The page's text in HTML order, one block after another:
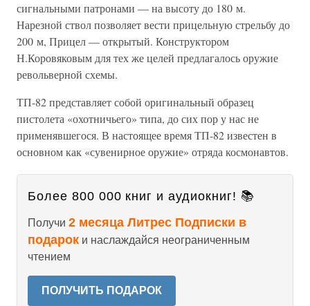
сигнальными патронами — на высоту до 180 м.
Нарезной ствол позволяет вести прицельную стрельбу до
200 м, Прицел — открытый. Конструктором
Н.Коровяковым для тех же целей предлагалось оружие
револьверной схемы.
ТП-82 представляет собой оригинальный образец
пистолета «охотничьего» типа, до сих пор у нас не
применявшегося. В настоящее время ТП-82 известен в
основном как «сувенирное оружие» отряда космонавтов.
Более 800 000 книг и аудиокниг! 📚
Получи 2 месяца Литрес Подписки в
подарок и наслаждайся неограниченным
чтением
ПОЛУЧИТЬ ПОДАРОК